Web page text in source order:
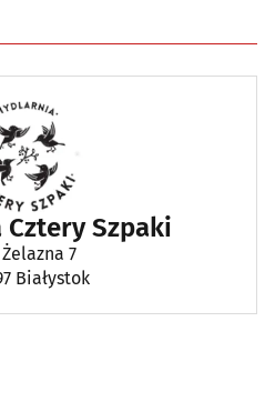
Szpaki
7
Białystok